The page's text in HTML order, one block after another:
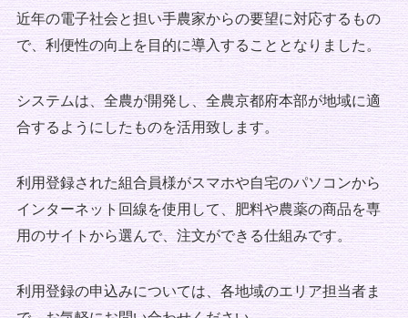
近年の電子社会と担い手農家からの要望に対応するもの
で、利便性の向上を目的に導入することとなりました。
システムは、全農が開発し、全農京都府本部が地域に適
合するようにしたものを活用致します。
利用登録された組合員様がスマホや自宅のパソコンから
インターネット回線を使用して、肥料や農薬の商品を専
用のサイトから選んで、注文ができる仕組みです。
利用登録の申込みについては、各地域のエリア担当者ま